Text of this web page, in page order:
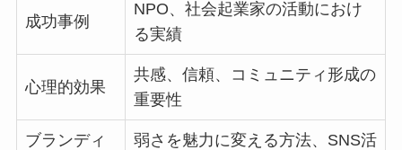
成功事例
NPO、社会起業家の活動におけ
る実績
心理的効果
共感、信頼、コミュニティ形成の
重要性
ブランディ
弱さを魅力に変える方法、SNS活